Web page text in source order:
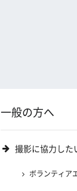
一般の方へ
撮影に協力した
ボランティア